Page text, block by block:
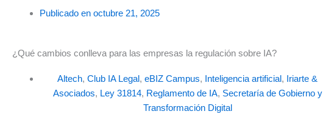
Publicado en octubre 21, 2025
¿Qué cambios conlleva para las empresas la regulación sobre IA?
Altech, Club IA Legal, eBIZ Campus, Inteligencia artificial, Iriarte &
Asociados, Ley 31814, Reglamento de IA, Secretaría de Gobierno y
Transformación Digital